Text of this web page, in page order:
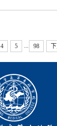
4 5 98